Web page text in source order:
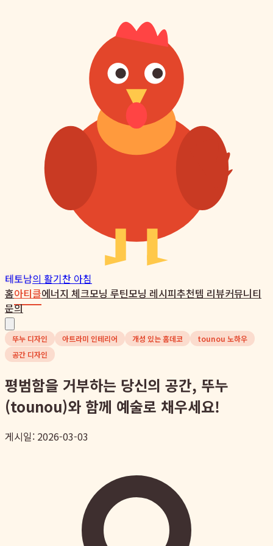
테토남의 활기찬 아침
홈아티클에너지 체크모닝 루틴모닝 레시피추천템 리뷰커뮤니티
문의
뚜누 디자인 아트라미 인테리어 개성 있는 홈데코
tounou 노하우
공간 디자인
평범함을 거부하는 당신의 공간, 뚜누
(tounou)와 함께 예술로 채우세요!
게시일: 2026-03-03